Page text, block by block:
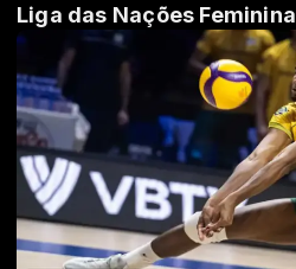
Liga das Nações Feminina